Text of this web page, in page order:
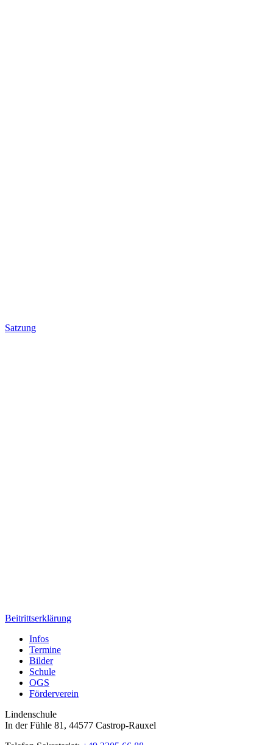
Satzung
Beitrittserklärung
Infos
Termine
Bilder
Schule
OGS
Förderverein
Lindenschule
In der Fühle 81, 44577 Castrop-Rauxel